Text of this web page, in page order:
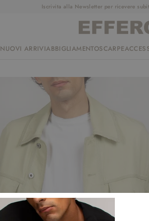
Iscrivita alla Newsletter per ricevere
NUOVI ARRIVIABBIGLIAMENTOSCARPE